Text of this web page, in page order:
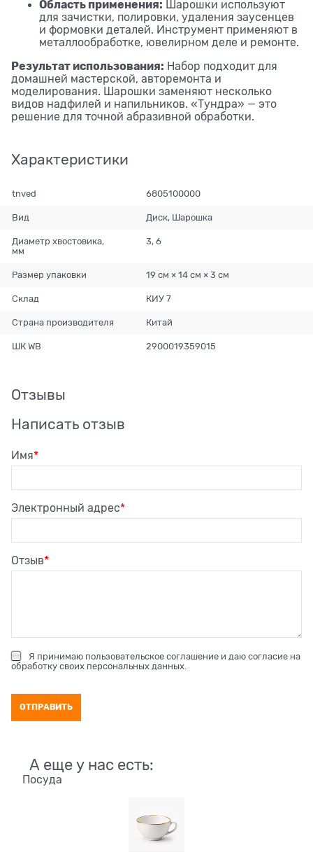
Область применения: Шарошки используют
для зачистки, полировки, удаления заусенцев
и формовки деталей. Инструмент применяют в
металлообработке, ювелирном деле и ремонте.
Результат использования: Набор подходит для
домашней мастерской, авторемонта и
моделирования. Шарошки заменяют несколько
видов надфилей и напильников. «Тундра» — это
решение для точной абразивной обработки.
Характеристики
tnved 6805100000
Вид Диск, Шарошка
Диаметр хвостовика,
мм
3, 6
Размер упаковки 19 см × 14 см × 3 см
Склад КИУ 7
Страна производителя Китай
ШК WB 2900019359015
Отзывы
Написать отзыв
Имя
Электронный адрес
Отзыв
Я принимаю пользовательское соглашение и даю согласие на
обработку своих персональных данных
А еще у нас есть:
Посуда